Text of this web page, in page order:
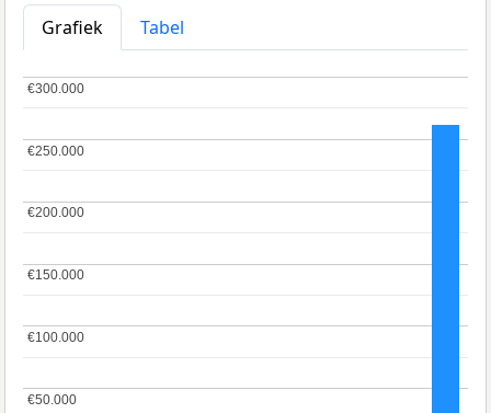
Grafiek
Tabel
€50.000
€50.000
€100.000
€100.000
€150.000
€150.000
€200.000
€200.000
€250.000
€250.000
€300.000
€300.000